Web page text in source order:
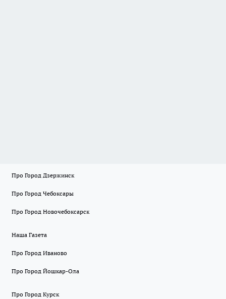
Про Город Дзержинск
Про Город Чебоксары
Про Город Новочебоксарск
Наша Газета
Про Город Иваново
Про Город Йошкар-Ола
Про Город Курск